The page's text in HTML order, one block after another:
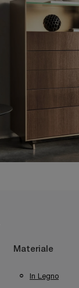
Materiale
In Legno